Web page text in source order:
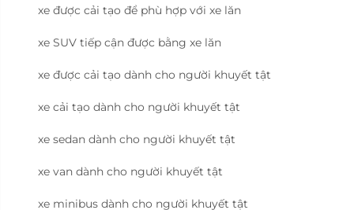
xe được cải tạo để phù hợp với xe lăn
xe SUV tiếp cận được bằng xe lăn
xe được cải tạo dành cho người khuyết tật
xe cải tạo dành cho người khuyết tật
xe sedan dành cho người khuyết tật
xe van dành cho người khuyết tật
xe minibus dành cho người khuyết tật